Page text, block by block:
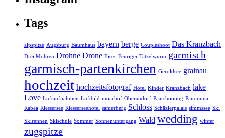
Tags
alpspitze Augsburg Baumhaus bayern berge Coupleshoot Das Kranzbach
Drei Mohren Drohne Drone Eises Feuriger Tatzelwurm garmisch
garmisch-partenkirchen Geroldsee grainau
hochzeit hochzeitsfotograf Hotel Kinder Kranzbach lake
Love Luftaufnahmen Luftbild moarhof Oberaudorf Paarshooting Panorama
Rabea Riessersee Riesserseehotel samerberg Schloss Schäzlerpalais simmssee Ski
Skirennen Skischule Sommer Sonnenuntergang Wald wedding winter
zugspitze